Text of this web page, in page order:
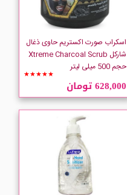
اسکراب صورت اکستریم حاوی ذغال
شارکل Xtreme Charcoal Scrub
حجم 500 میلی لیتر
★★★★★
628,000 تومان